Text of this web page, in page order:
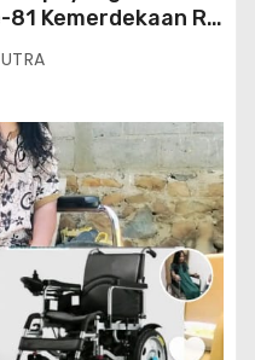
81 Kemerdekaan RI